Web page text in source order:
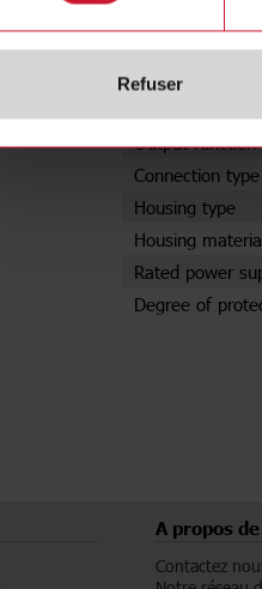
Refuser
Spécifications
Installation Type
Output function
Connection type
Housing type
Housing
Rated power
Degree of
A propos
Contactez